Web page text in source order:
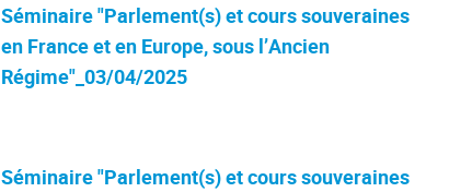
Séminaire "Parlement(s) et cours souveraines
en France et en Europe, sous l’Ancien
Régime"_03/04/2025
Séminaire "Parlement(s) et cours souveraines